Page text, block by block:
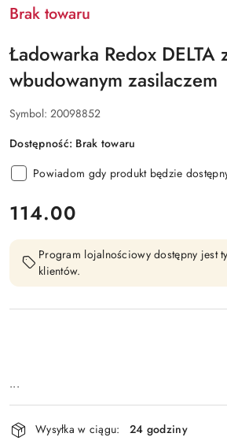
Brak towaru
Ładowarka Redox DELTA
wbudowanym zasilaczem
Symbol: 20098852
Dostępność: Brak towaru
Powiadom gdy produkt będzie
cena:
114.00
Program lojalnościowy dostępny jest
klientów.
...
Dostępność
i
Wysyłka w ciągu: 24 godziny